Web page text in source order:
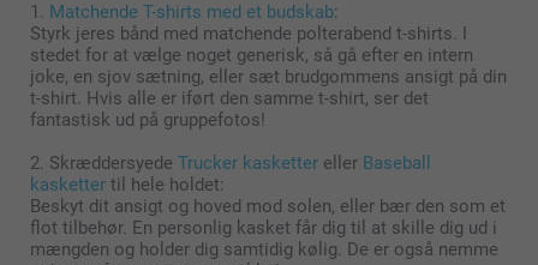
1. Matchende T-shirts med et budskab:
Styrk jeres bånd med matchende polterabend t-shirts. I
stedet for at vælge noget generisk, så gå efter en intern
joke, en sjov sætning, eller sæt brudgommens ansigt på din
t-shirt. Hvis alle er iført den samme t-shirt, ser det
fantastisk ud på gruppefotos!
2. Skræddersyede Trucker kasketter eller Baseball
kasketter til hele holdet:
Beskyt dit ansigt og hoved mod solen, eller bær den som et
flot tilbehør. En personlig kasket får dig til at skille dig ud i
mængden og holder dig samtidig kølig. De er også nemme